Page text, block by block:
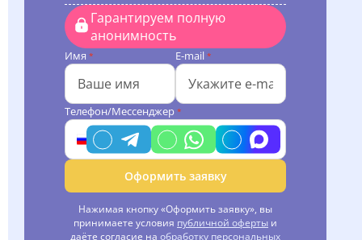
Гарантируем полную
анонимность
Имя * E-mail *
Телефон/Мессенджер *
Оформить заявку
Нажимая кнопку «Оформить заявку», вы
принимаете условия публичной оферты и
даёте согласие на обработку персональных